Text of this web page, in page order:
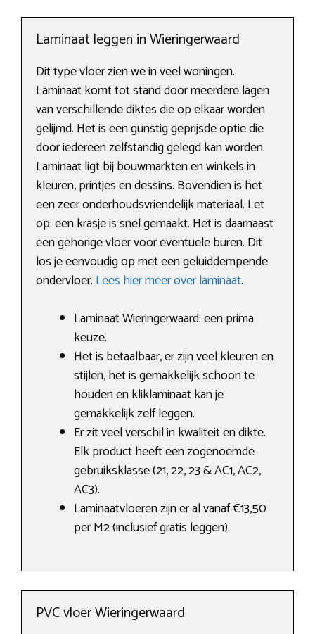
Laminaat leggen in Wieringerwaard
Dit type vloer zien we in veel woningen.
Laminaat komt tot stand door meerdere lagen
van verschillende diktes die op elkaar worden
gelijmd. Het is een gunstig geprijsde optie die
door iedereen zelfstandig gelegd kan worden.
Laminaat ligt bij bouwmarkten en winkels in
kleuren, printjes en dessins. Bovendien is het
een zeer onderhoudsvriendelijk materiaal. Let
op: een krasje is snel gemaakt. Het is daarnaast
een gehorige vloer voor eventuele buren. Dit
los je eenvoudig op met een geluiddempende
ondervloer. Lees hier meer over laminaat.
Laminaat Wieringerwaard: een prima
keuze.
Het is betaalbaar, er zijn veel kleuren en
stijlen, het is gemakkelijk schoon te
houden en kliklaminaat kan je
gemakkelijk zelf leggen.
Er zit veel verschil in kwaliteit en dikte.
Elk product heeft een zogenoemde
gebruiksklasse (21, 22, 23 & AC1, AC2,
AC3).
Laminaatvloeren zijn er al vanaf €13,50
per M2 (inclusief gratis leggen).
PVC vloer Wieringerwaard